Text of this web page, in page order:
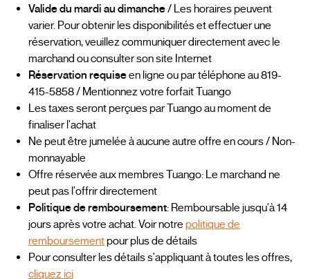
Valide du mardi au dimanche/ Les horaires peuvent
varier. Pour obtenir les disponibilités et effectuer une
réservation, veuillez communiquer directement avec le
marchand ou consulter son site Internet
Réservation requiseen ligne ou par téléphone au 819-
415-5858 / Mentionnez votre forfait Tuango
Les taxes seront perçues par Tuango au moment de
finaliser l'achat
Ne peut être jumelée à aucune autre offre en cours / Non-
monnayable
Offre réservée aux membres Tuango: Le marchand ne
peut pas l'offrir directement
Politique de remboursement: Remboursable jusqu'à 14
jours après votre achat. Voir notre politique de
remboursementpour plus de détails
Pour consulter les détails s'appliquant à toutes les offres,
cliquez ici